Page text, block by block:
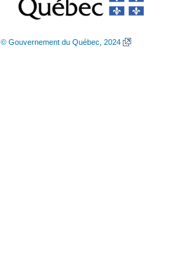
© Gouvernement du Québec, 2024